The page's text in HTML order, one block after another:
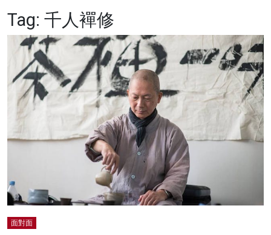
健康
商業
科技
影片
名家榜
Tag: 千人襌修
面對面